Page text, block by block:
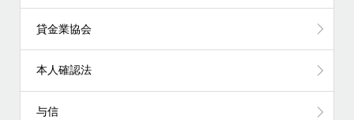
貸金業協会
本人確認法
与信